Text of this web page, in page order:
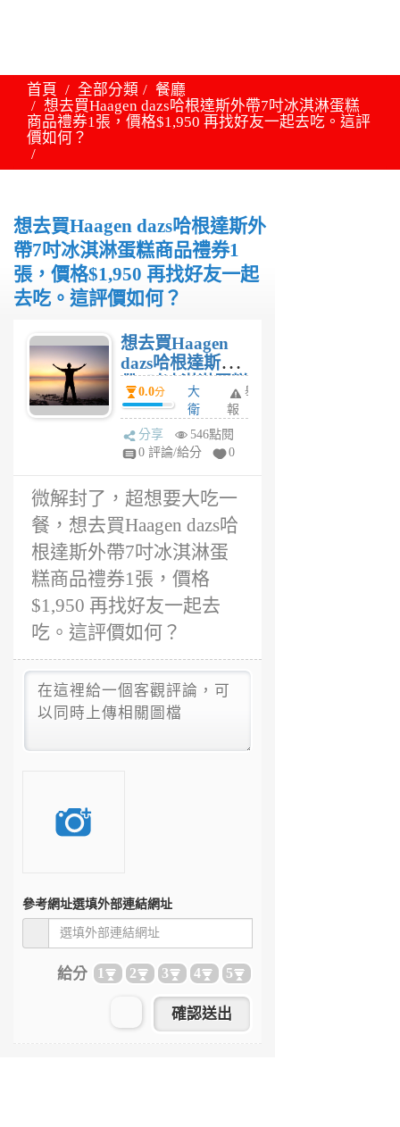
首頁 全部分類
餐廳
想去買Haagen dazs哈根達斯外帶7吋冰淇淋蛋糕
商品禮券1張，價格$1,950 再找好友一起去吃。這評
價如何？
想去買Haagen dazs哈根達斯外
帶7吋冰淇淋蛋糕商品禮券1
張，價格$1,950 再找好友一起
去吃。這評價如何？
想去買Haagen
dazs哈根達斯外
帶7吋冰淇淋蛋糕
商品禮券1張，價
格$1,950 再找好
友一起去吃。這
評價如何？
0.0分
大
衛
3
年
舉
報
分享
546點閱
0 評論/給分
0
微解封了，超想要大吃一
餐，想去買Haagen dazs哈
根達斯外帶7吋冰淇淋蛋
糕商品禮券1張，價格
$1,950 再找好友一起去
吃。這評價如何？
參考網址選填外部連結網址
給分 1 2 3 4 5